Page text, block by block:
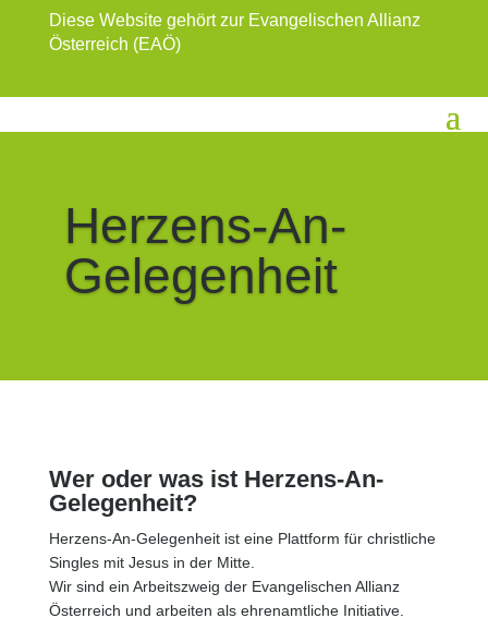
Diese Website gehört zur Evangelischen Allianz
Österreich (EAÖ)
Herzens-An-
Gelegenheit
Wer oder was ist Herzens-An-
Gelegenheit?
Herzens-An-Gelegenheit ist eine Plattform für christliche
Singles mit Jesus in der Mitte.
Wir sind ein Arbeitszweig der Evangelischen Allianz
Österreich und arbeiten als ehrenamtliche Initiative.